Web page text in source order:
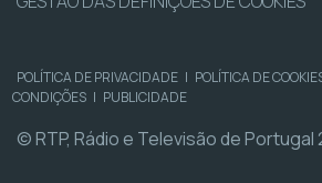
POLÍTICA DE PRIVACIDADE | POLÍTICA DE
CONDIÇÕES | PUBLICIDADE
© RTP, Rádio e Televisão de Portugal